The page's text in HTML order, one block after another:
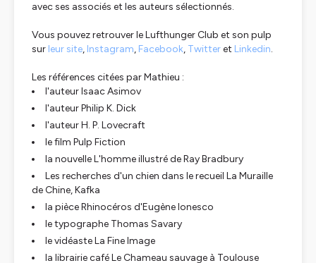
avec ses associés et les auteurs sélectionnés.
Vous pouvez retrouver le Lufthunger Club et son pulp
sur leur site, Instagram, Facebook, Twitteret Linkedin.
Les références citées par Mathieu :
l'auteur Isaac Asimov
l'auteur Philip K. Dick
l'auteur H. P. Lovecraft
le film Pulp Fiction
la nouvelle L'homme illustré de Ray Bradbury
Les recherches d'un chien dans le recueil La Muraille
de Chine, Kafka
la pièce Rhinocéros d'Eugène Ionesco
le typographe Thomas Savary
le vidéaste La Fine Image
la librairie café Le Chameau sauvage à Toulouse